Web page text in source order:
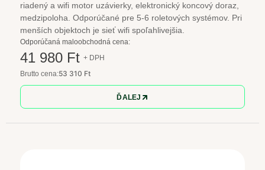
riadený a wifi motor uzávierky, elektronický koncový doraz,
medzipoloha. Odporúčané pre 5-6 roletových systémov. Pri
menších objektoch je sieť wifi spoľahlivejšia.
Odporúčaná maloobchodná cena:
41 980 Ft + DPH
Brutto cena:53 310 Ft
ĎALEJ